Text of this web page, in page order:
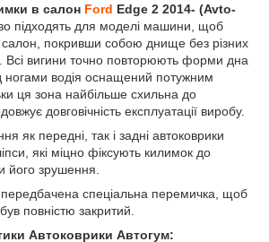
в салон Ford Edge 2 2014- (Avto-
підходять для моделі машини, щоб
салон, покривши собою днище без різних
Всі вигини точно повторюють форми дна
ногами водія оснащений потужним
ця зона найбільше схильна до
довговічність експлуатації виробу.
як передні, так і задні автоковрики
які міцно фіксують килимок до
його зрушення.
передбачена спеціальна перемичка, щоб
повністю закритий.
Автоковрики Автогум: